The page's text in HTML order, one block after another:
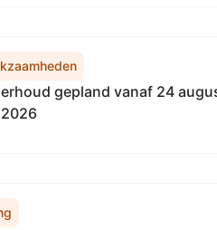
gepland vanaf 24